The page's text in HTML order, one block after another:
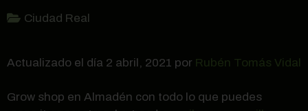
Ciudad Real
Actualizado el día 2 abril, 2021 por Rubén Tomás Vidal
Grow shop en Almadén con todo lo que puedes